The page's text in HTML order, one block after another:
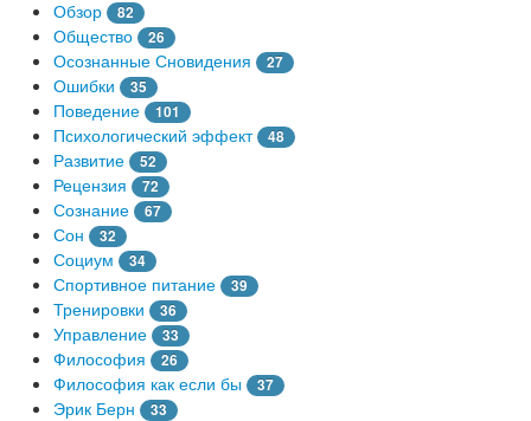
Обзор 82
Общество 26
Осознанные Сновидения 27
Ошибки 35
Поведение 101
Психологический эффект 48
Развитие 52
Рецензия 72
Сознание 67
Сон 32
Социум 34
Спортивное питание 39
Тренировки 36
Управление 33
Философия 26
Философия как если бы 37
Эрик Берн
33